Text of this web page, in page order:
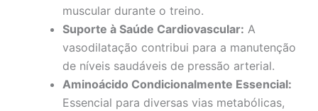
muscular durante o treino.
Suporte à Saúde Cardiovascular: A
vasodilatação contribui para a manutenção
de níveis saudáveis de pressão arterial.
Aminoácido Condicionalmente Essencial:
Essencial para diversas vias metabólicas,